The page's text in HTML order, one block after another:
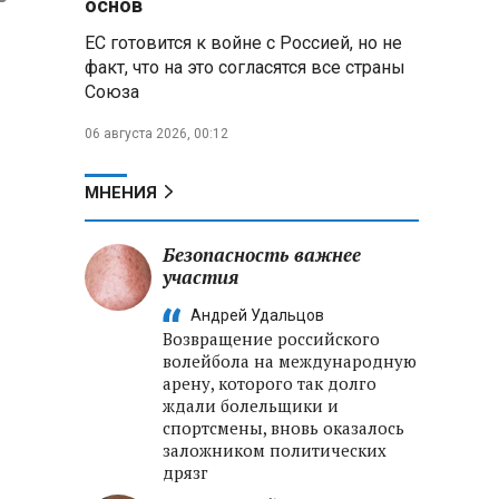
развития
Рыжевка
графика
Противодействие
мошенничеству и миграционная
политика — приоритеты работы
Госдумы
основ
ЕС готовится к войне с Россией, но не
факт, что на это согласятся все страны
Союза
06 августа 2026, 00:12
МНЕНИЯ
Безопасность важнее
участия
Андрей Удальцов
Возвращение российского
волейбола на международную
арену, которого так долго
ждали болельщики и
спортсмены, вновь оказалось
заложником политических
дрязг